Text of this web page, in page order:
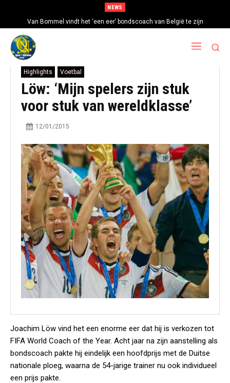
NEWS
Van Bommel vindt het ‘een eer’ bondscoach van België te zijn
Highlights Voetbal
Löw: ‘Mijn spelers zijn stuk
voor stuk van wereldklasse’
12/01/2015
Joachim Löw vind het een enorme eer dat hij is verkozen tot
FIFA World Coach of the Year. Acht jaar na zijn aanstelling als
bondscoach pakte hij eindelijk een hoofdprijs met de Duitse
nationale ploeg, waarna de 54-jarige trainer nu ook individueel
een prijs pakte.